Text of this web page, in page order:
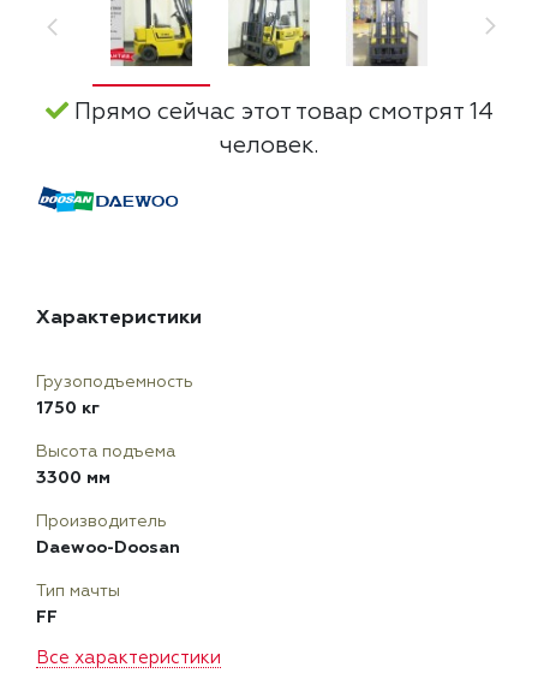
Прямо сейчас этот товар смотрят 14
человек.
Характеристики
Все характеристики
Грузоподъемность
1750 кг
Высота подъема
3300 мм
Производитель
Daewoo-Doosan
Тип мачты
FF